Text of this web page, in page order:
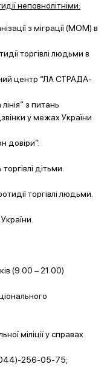
неповнолітніми:
з міграції (МОМ) в
торгівлі людьми в
центр “ЛА СТРАДА-
з питань
у межах України
довіри”.
дітьми.
торгівлі людьми.
(9.00 – 21.00)
міліції у справах
256-05-75;